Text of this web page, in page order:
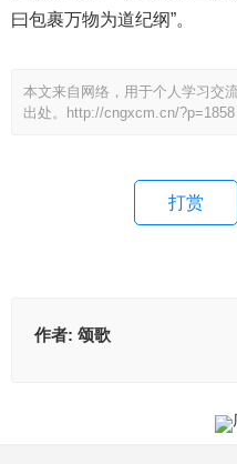
曰包裹万物为道纪纲”。
本文来自网络，用于个人学习交
出处。
http://cngxcm.cn/?p=1858
打赏
作者: 颂歌